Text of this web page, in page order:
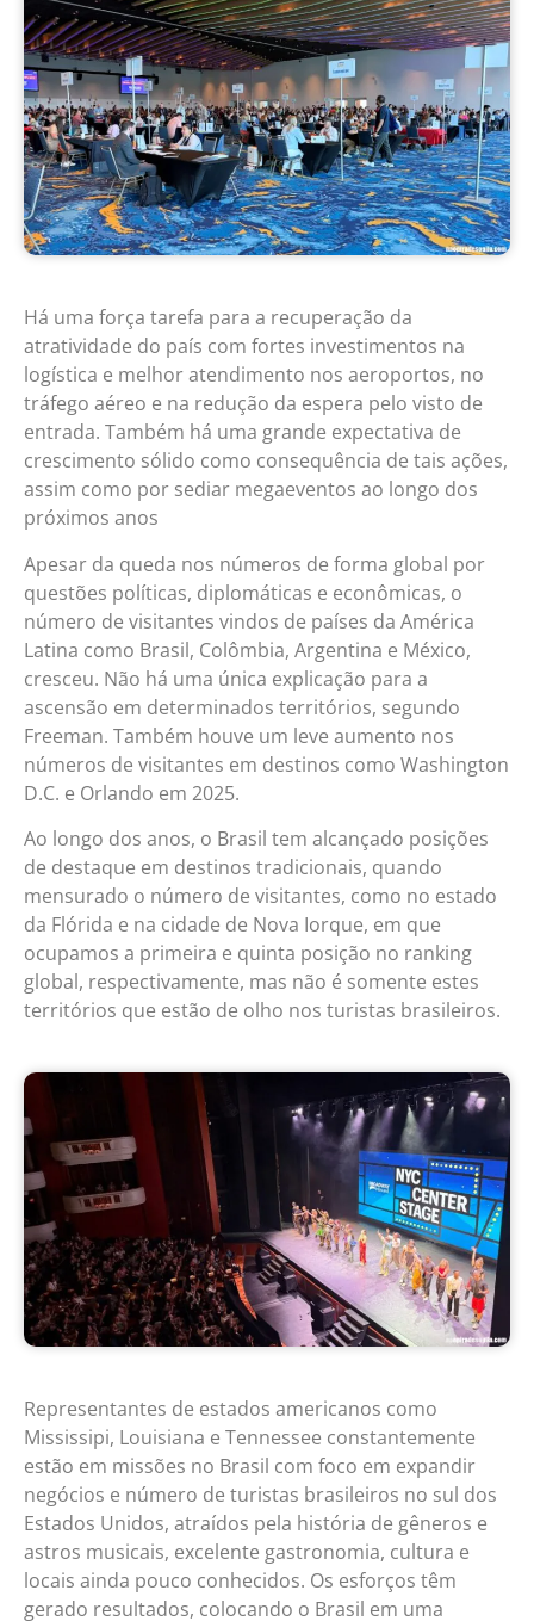
Há uma força tarefa para a recuperação da
atratividade do país com fortes investimentos na
logística e melhor atendimento nos aeroportos, no
tráfego aéreo e na redução da espera pelo visto de
entrada. Também há uma grande expectativa de
crescimento sólido como consequência de tais ações,
assim como por sediar megaeventos ao longo dos
próximos anos
Apesar da queda nos números de forma global por
questões políticas, diplomáticas e econômicas, o
número de visitantes vindos de países da América
Latina como Brasil, Colômbia, Argentina e México,
cresceu. Não há uma única explicação para a
ascensão em determinados territórios, segundo
Freeman. Também houve um leve aumento nos
números de visitantes em destinos como Washington
D.C. e Orlando em 2025.
Ao longo dos anos, o Brasil tem alcançado posições
de destaque em destinos tradicionais, quando
mensurado o número de visitantes, como no estado
da Flórida e na cidade de Nova Iorque, em que
ocupamos a primeira e quinta posição no ranking
global, respectivamente, mas não é somente estes
territórios que estão de olho nos turistas brasileiros.
Representantes de estados americanos como
Mississipi, Louisiana e Tennessee constantemente
estão em missões no Brasil com foco em expandir
negócios e número de turistas brasileiros no sul dos
Estados Unidos, atraídos pela história de gêneros e
astros musicais, excelente gastronomia, cultura e
locais ainda pouco conhecidos. Os esforços têm
gerado resultados, colocando o Brasil em uma